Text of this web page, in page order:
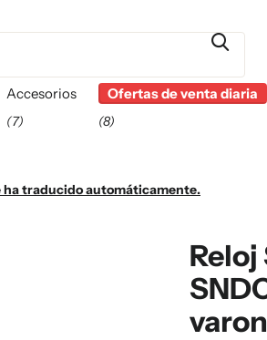
Accesorios
(7)
Ofertas de venta diaria
(8)
ha traducido automáticamente.